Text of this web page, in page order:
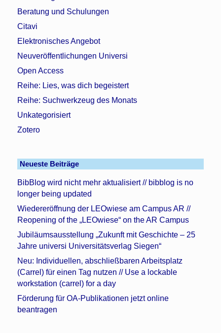
Beratung und Schulungen
Citavi
Elektronisches Angebot
Neuveröffentlichungen Universi
Open Access
Reihe: Lies, was dich begeistert
Reihe: Suchwerkzeug des Monats
Unkategorisiert
Zotero
Neueste Beiträge
BibBlog wird nicht mehr aktualisiert // bibblog is no
longer being updated
Wiedereröffnung der LEOwiese am Campus AR //
Reopening of the „LEOwiese“ on the AR Campus
Jubiläumsausstellung „Zukunft mit Geschichte – 25
Jahre universi Universitätsverlag Siegen“
Neu: Individuellen, abschließbaren Arbeitsplatz
(Carrel) für einen Tag nutzen // Use a lockable
workstation (carrel) for a day
Förderung für OA-Publikationen jetzt online
beantragen